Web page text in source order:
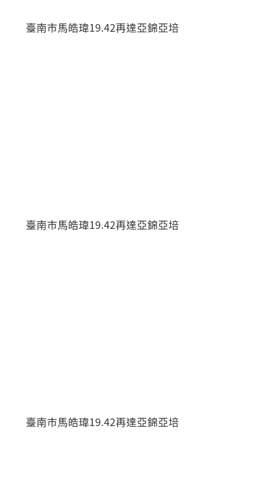
臺南市馬皓瑋19.42再達亞錦亞培
臺南市馬皓瑋19.42再達亞錦亞培
臺南市馬皓瑋19.42再達亞錦亞培